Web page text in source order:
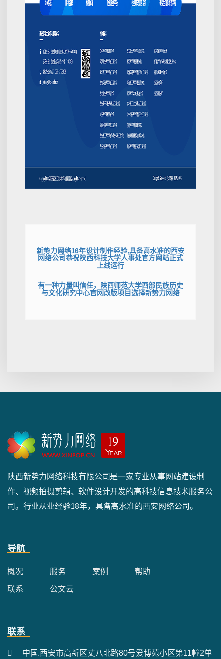
新势力网络16年设计制作经验,具备高水准的西安
网络公司恭祝陕西科技大学人事处官方网站正式
上线运行
有一种力量叫信任，陕西师范大学西部民族历史
与文化研究中心官网改版项目选择新势力网络
陕西新势力网络科技有限公司是一家专业从事网站建设制
作、视频拍摄剪辑、软件设计开发的高科技信息技术服务公
司。行业从业经验18年，具备高水准的西安网络公司。
导航
概况 服务 案例 帮助
联系 公文云
联系
中国.西安市高新区丈八北路80号爱博苑小区第11幢2单